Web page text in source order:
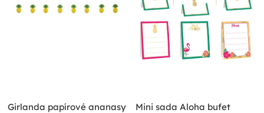
Girlanda papírové ananasy Mini sada Aloha bufet